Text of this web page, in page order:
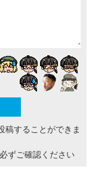
することができま
ずご確認ください